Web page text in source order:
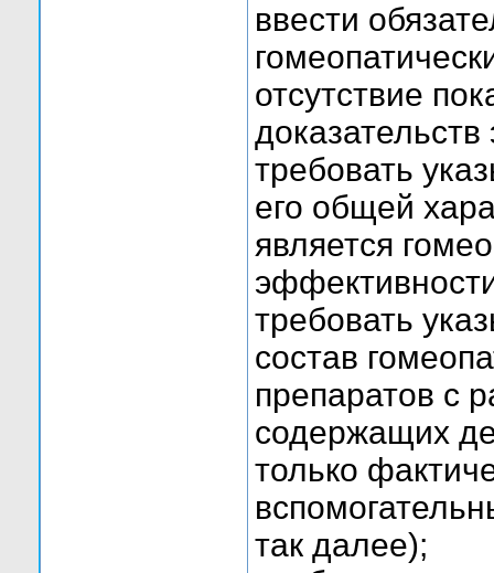
ввести
отсутствие
требовать
его общей
является
требовать
состав
препаратов с
содержащих
только
так далее);